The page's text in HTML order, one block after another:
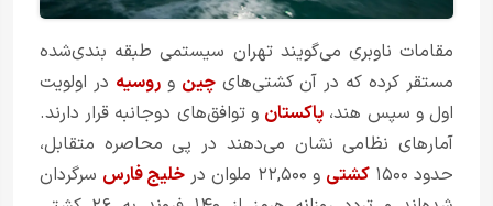
مقامات ناوبری می‌گویند تهران سیستمی طبقه بندی‌شده
مستقر کرده که در آن کشتی‌هایچین وروسیه در اولویت
اول و سپس هند، پاکستان و توافق‌های دوجانبه قرار دارند.
آمارهای نظامی نشان می‌دهند در پی محاصره متقابل،
حدود ۱۵۰۰
کشتی و ۲۲,۵۰۰ ملوان در خلیج فارس سرگردان